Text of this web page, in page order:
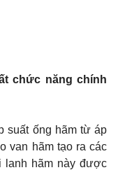
chức năng chính
suất ống hãm từ áp
van hãm tạo ra các
lanh hãm này được